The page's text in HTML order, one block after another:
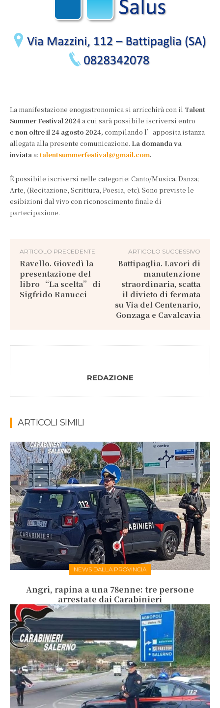
La manifestazione enogastronomica si arricchirà con il Talent
Summer Festival 2024 a cui sarà possibile iscriversi entro
e non oltre il 24 agosto 2024, compilando l’apposita istanza
allegata alla presente comunicazione. La domanda va
inviata a: talentsummerfestival@gmail.com.
È possibile iscriversi nelle categorie: Canto/Musica; Danza;
Arte, (Recitazione, Scrittura, Poesia, etc). Sono previste le
esibizioni dal vivo con riconoscimento finale di
partecipazione.
ARTICOLO PRECEDENTE
Ravello. Giovedì la
presentazione del
libro “La scelta” di
Sigfrido Ranucci
ARTICOLO SUCCESSIVO
Battipaglia. Lavori di
manutenzione
straordinaria, scatta
il divieto di fermata
su Via del Centenario,
Gonzaga e Cavalcavia
REDAZIONE
ARTICOLI SIMILI
NEWS DALLA PROVINCIA
Angri, rapina a una 78enne: tre persone
arrestate dai Carabinieri